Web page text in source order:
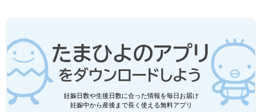
妊娠日数や生後日数に合った情報を毎日お届け
妊娠中から産後まで長く使える無料アプリ